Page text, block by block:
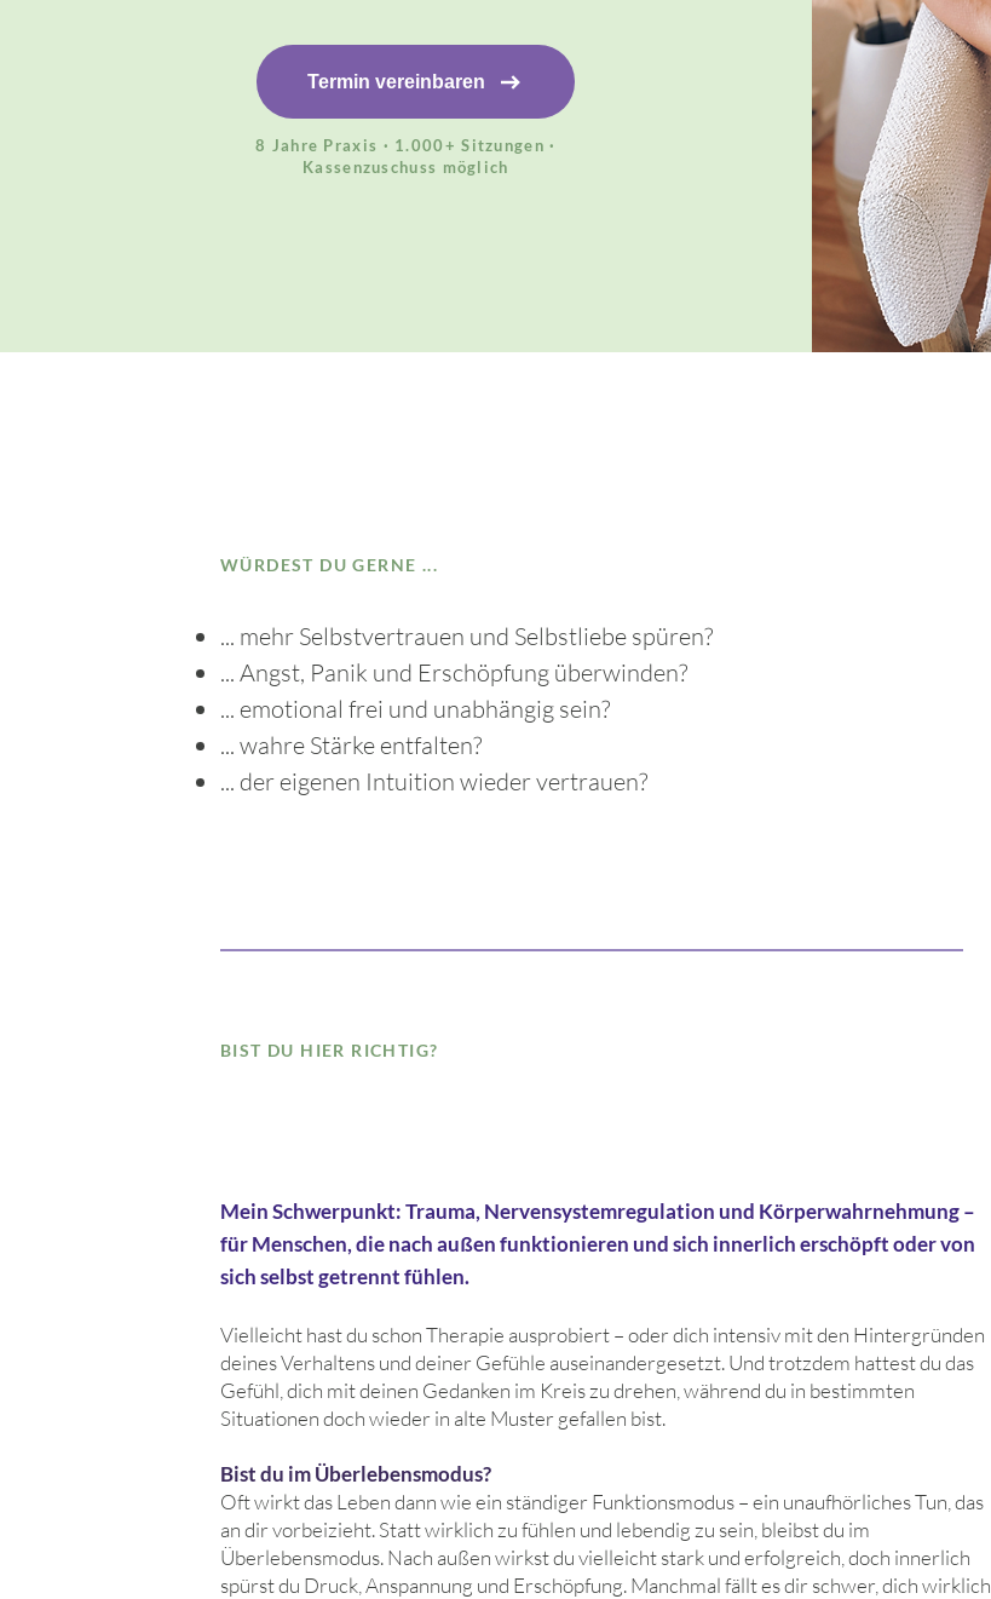
Termin vereinbaren
8 Jahre Praxis · 1.000+ Sitzungen ·
Kassenzuschuss möglich
WÜRDEST DU GERNE ...
... mehr Selbstvertrauen und Selbstliebe spüren?
... Angst, Panik und Erschöpfung überwinden?
... emotional frei und unabhängig sein?
... wahre Stärke entfalten?
... der eigenen Intuition wieder vertrauen?
BIST DU HIER RICHTIG?
Mein Schwerpunkt: Trauma, Nervensystemregulation und Körperwahrnehmung –
für Menschen, die nach außen funktionieren und sich innerlich erschöpft oder von
sich selbst getrennt fühlen.
Vielleicht hast du schon Therapie ausprobiert – oder dich intensiv mit den Hintergründen
deines Verhaltens und deiner Gefühle auseinandergesetzt. Und trotzdem hattest du das
Gefühl, dich mit deinen Gedanken im Kreis zu drehen, während du in bestimmten
Situationen doch wieder in alte Muster gefallen bist.
Bist du im Überlebensmodus?
Oft wirkt das Leben dann wie ein ständiger Funktionsmodus – ein unaufhörliches Tun, das
an dir vorbeizieht. Statt wirklich zu fühlen und lebendig zu sein, bleibst du im
Überlebensmodus. Nach außen wirkst du vielleicht stark und erfolgreich, doch innerlich
spürst du Druck, Anspannung und Erschöpfung. Manchmal fällt es dir schwer, dich wirklich